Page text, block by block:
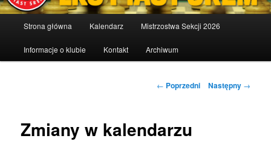
Strona główna Kalendarz Mistrzostwa Sekcji 2026
Informacje o klubie Kontakt Archiwum
Nawigacja
← Poprzedni Następny →
Zmiany w kalendarzu